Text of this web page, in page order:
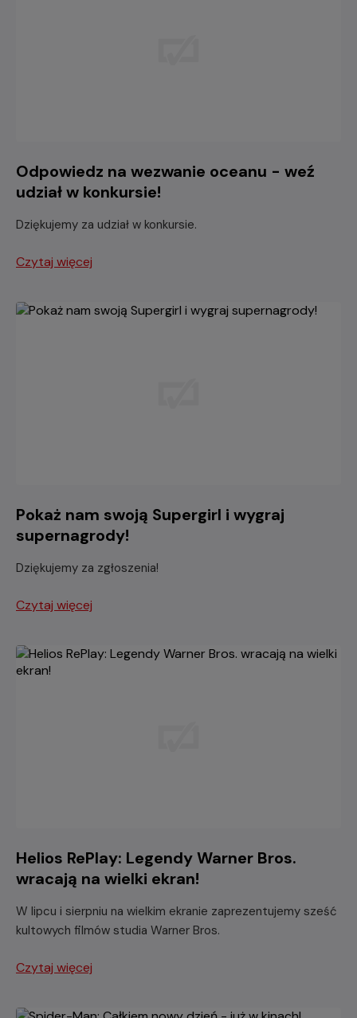
Odpowiedz na wezwanie oceanu - weź
udział w konkursie!
Dziękujemy za udział w konkursie.
Czytaj więcej
Pokaż nam swoją Supergirl i wygraj
supernagrody!
Dziękujemy za zgłoszenia!
Czytaj więcej
Helios RePlay: Legendy Warner Bros.
wracają na wielki ekran!
W lipcu i sierpniu na wielkim ekranie zaprezentujemy sześć
kultowych filmów studia Warner Bros.
Czytaj więcej